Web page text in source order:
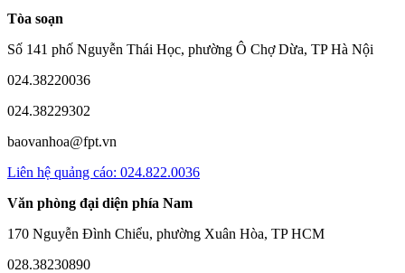
Tòa soạn
Số 141 phố Nguyễn Thái Học, phường Ô Chợ Dừa, TP Hà Nội
024.38220036
024.38229302
baovanhoa@fpt.vn
Liên hệ quảng cáo: 024.822.0036
Văn phòng đại diện phía Nam
170 Nguyễn Đình Chiểu, phường Xuân Hòa, TP HCM
028.38230890